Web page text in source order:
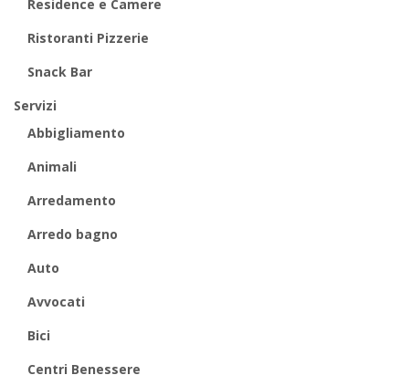
Residence e Camere
Ristoranti Pizzerie
Snack Bar
Servizi
Abbigliamento
Animali
Arredamento
Arredo bagno
Auto
Avvocati
Bici
Centri Benessere